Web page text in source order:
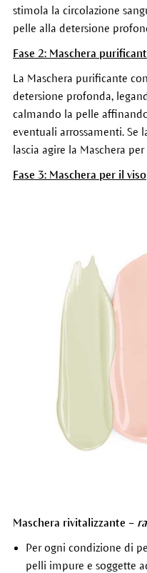
stimola la circolazione
pelle alla detersione
Fase 2: Maschera
La Maschera purificante
detersione profonda,
calmando la pelle
eventuali arrossamenti. Se
lascia agire la Maschera
Fase 3: Maschera per il viso
Maschera rivitalizzante –
Per ogni condizione di
pelli impure e soggette